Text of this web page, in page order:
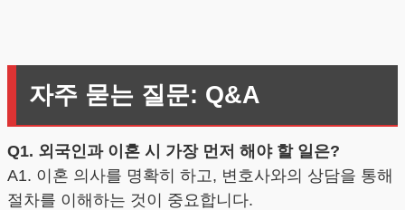
자주 묻는 질문: Q&A
Q1. 외국인과 이혼 시 가장 먼저 해야 할 일은?
A1. 이혼 의사를 명확히 하고, 변호사와의 상담을 통해
절차를 이해하는 것이 중요합니다.